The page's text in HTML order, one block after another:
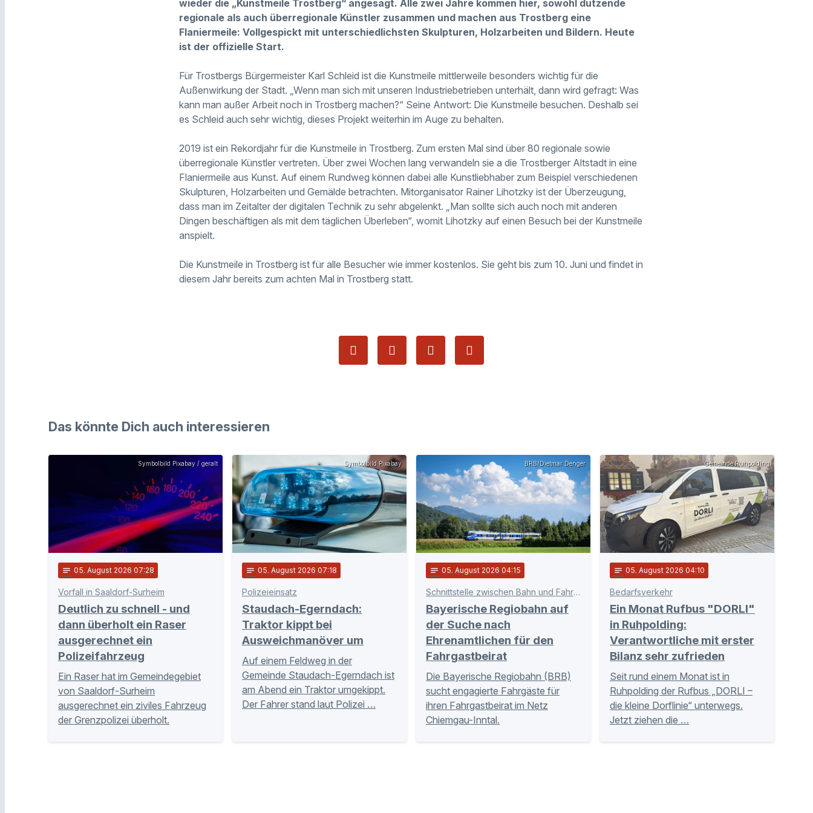
wieder die „Kunstmeile Trostberg“ angesagt. Alle zwei Jahre kommen hier, sowohl dutzende
regionale als auch überregionale Künstler zusammen und machen aus Trostberg eine
Flaniermeile: Vollgespickt mit unterschiedlichsten Skulpturen, Holzarbeiten und Bildern. Heute
ist der offizielle Start.
Für Trostbergs Bürgermeister Karl Schleid ist die Kunstmeile mittlerweile besonders wichtig für die
Außenwirkung der Stadt. „Wenn man sich mit unseren Industriebetrieben unterhält, dann wird gefragt: Was
kann man außer Arbeit noch in Trostberg machen?“ Seine Antwort: Die Kunstmeile besuchen. Deshalb sei
es Schleid auch sehr wichtig, dieses Projekt weiterhin im Auge zu behalten.
2019 ist ein Rekordjahr für die Kunstmeile in Trostberg. Zum ersten Mal sind über 80 regionale sowie
überregionale Künstler vertreten. Über zwei Wochen lang verwandeln sie a die Trostberger Altstadt in eine
Flaniermeile aus Kunst. Auf einem Rundweg können dabei alle Kunstliebhaber zum Beispiel verschiedenen
Skulpturen, Holzarbeiten und Gemälde betrachten. Mitorganisator Rainer Lihotzky ist der Überzeugung,
dass man im Zeitalter der digitalen Technik zu sehr abgelenkt. „Man sollte sich auch noch mit anderen
Dingen beschäftigen als mit dem täglichen Überleben“, womit Lihotzky auf einen Besuch bei der Kunstmeile
anspielt.
Die Kunstmeile in Trostberg ist für alle Besucher wie immer kostenlos. Sie geht bis zum 10. Juni und findet in
diesem Jahr bereits zum achten Mal in Trostberg statt.
Das könnte Dich auch interessieren
Symbolbild Pixabay / geralt
notes 05. August 2026 07:28
Vorfall in Saaldorf-Surheim
Deutlich zu schnell - und
dann überholt ein Raser
ausgerechnet ein
Polizeifahrzeug
Ein Raser hat im Gemeindegebiet
von Saaldorf-Surheim
ausgerechnet ein ziviles Fahrzeug
der Grenzpolizei überholt.
Symbolbild Pixabay
notes 05. August 2026 07:18
Polizeieinsatz
Staudach-Egerndach:
Traktor kippt bei
Ausweichmanöver um
Auf einem Feldweg in der
Gemeinde Staudach-Egerndach ist
am Abend ein Traktor umgekippt.
Der Fahrer stand laut Polizei …
BRB/Dietmar Denger
notes 05. August 2026 04:15
Schnittstelle zwischen Bahn und Fahrgästen
Bayerische Regiobahn auf
der Suche nach
Ehrenamtlichen für den
Fahrgastbeirat
Die Bayerische Regiobahn (BRB)
sucht engagierte Fahrgäste für
ihren Fahrgastbeirat im Netz
Chiemgau-Inntal.
Gemeinde Ruhpolding
notes 05. August 2026 04:10
Bedarfsverkehr
Ein Monat Rufbus "DORLI"
in Ruhpolding:
Verantwortliche mit erster
Bilanz sehr zufrieden
Seit rund einem Monat ist in
Ruhpolding der Rufbus „DORLI –
die kleine Dorflinie“ unterwegs.
Jetzt ziehen die …